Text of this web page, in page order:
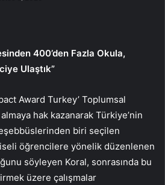
400’den Fazla Okula,
Ulaştık”
Award Turkey’ Toplumsal
hak kazanarak Türkiye’nin
biri seçilen
öğrencilere yönelik düzenlenen
söyleyen Koral, sonrasında bu
üzere çalışmalar